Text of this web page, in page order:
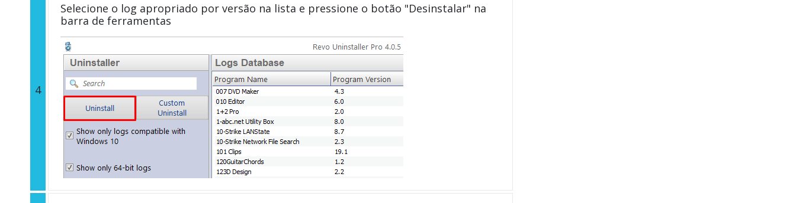
4
Selecione o log apropriado por versão na lista e pressione o botão "Desinstalar" na
barra de ferramentas